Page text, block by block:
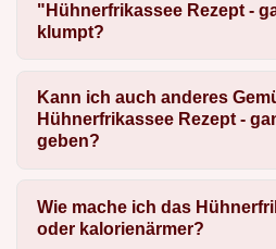
"Hühnerfrikassee Rezept -
klumpt?
Kann ich auch anderes
Hühnerfrikassee Rezept -
geben?
Wie mache ich das
oder kalorienärmer?